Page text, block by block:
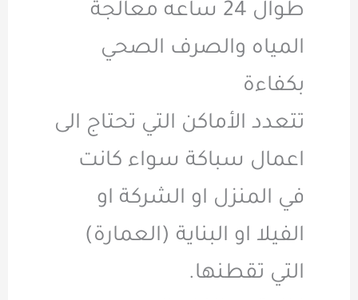
طوال 24 ساعه معالجة
المياه والصرف الصحي
بكفاءة
تتعدد الأماكن التي تحتاج الى
اعمال سباكة سواء كانت
في المنزل او الشركة او
الفيلا او البناية (العمارة)
التي تقطنها.